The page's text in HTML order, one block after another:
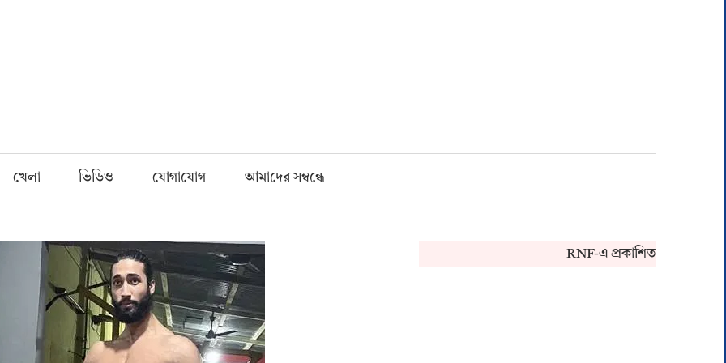
খেলা ভিডিও যোগাযোগ আমাদের সম্বন্ধে
RNF-এ প্রকাশিত খবর সংক্রান্ত